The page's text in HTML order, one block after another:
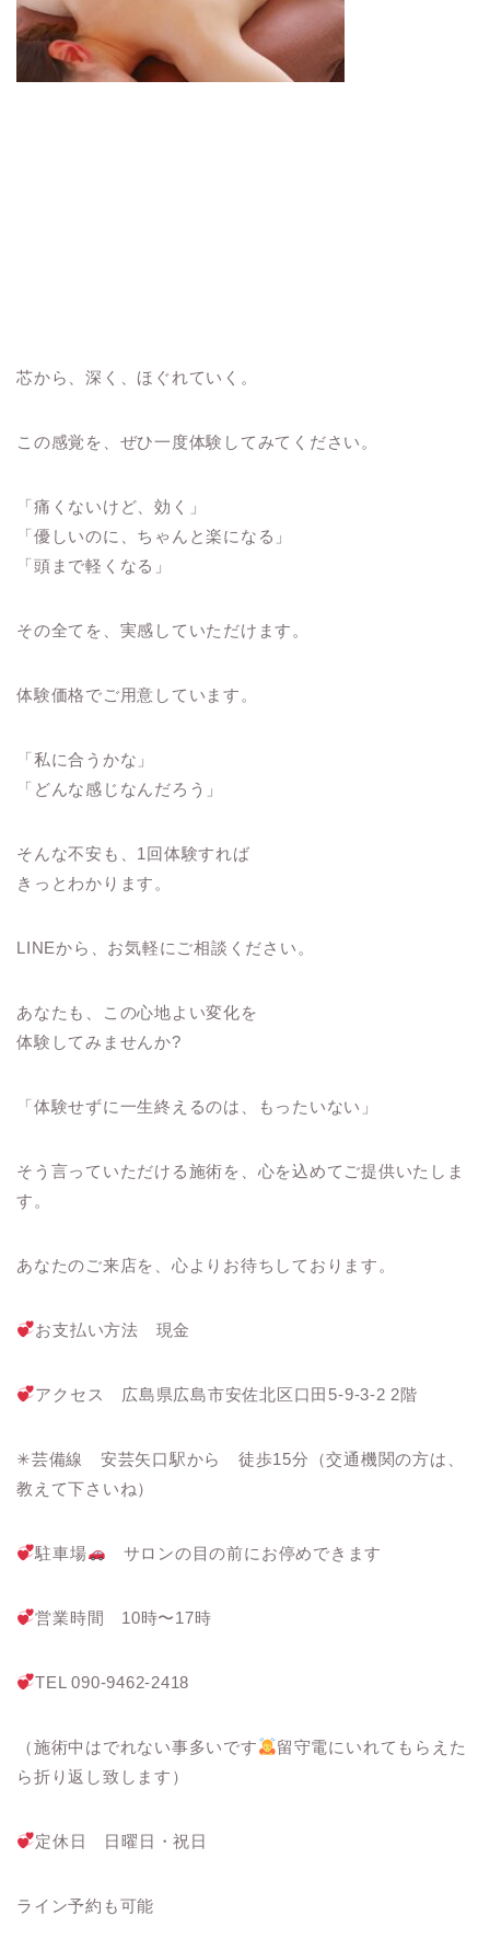
芯から、深く、ほぐれていく。
この感覚を、ぜひ一度体験してみてください。
「痛くないけど、効く」
「優しいのに、ちゃんと楽になる」
「頭まで軽くなる」
その全てを、実感していただけます。
体験価格でご用意しています。
「私に合うかな」
「どんな感じなんだろう」
そんな不安も、1回体験すれば
きっとわかります。
LINEから、お気軽にご相談ください。
あなたも、この心地よい変化を
体験してみませんか?
「体験せずに一生終えるのは、もったいない」
そう言っていただける施術を、心を込めてご提供いたしま
す。
あなたのご来店を、心よりお待ちしております。
お支払い方法 現金
アクセス 広島県広島市安佐北区口田5-9-3-2 2階
✳︎芸備線 安芸矢口駅から 徒歩15分（交通機関の方は、
教えて下さいね）
駐車場 サロンの目の前にお停めできます
営業時間 10時〜17時
TEL 090-9462-2418
（施術中はでれない事多いです
留守電にいれてもらえた
ら折り返し致します）
定休日 日曜日・祝日
ライン予約も可能